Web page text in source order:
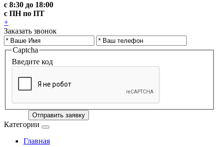
с 8:30 до 18:00
с ПН по ПТ
+
Заказать звонок
Captcha
Введите код
Отправить заявку
Категории
Главная